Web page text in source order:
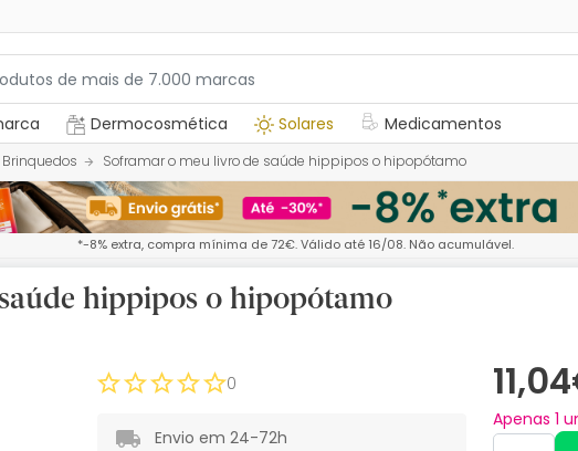
Dermocosmética Solares Medicamentos
Brinquedos Soframar o meu livro de saúde hippipos o hipopótamo
*-8% extra, compra mínima de 72€. Válido até 16/08. Não acumulável.
hippipos o hipopótamo
Apenas 1
0
Envio em 24-72h